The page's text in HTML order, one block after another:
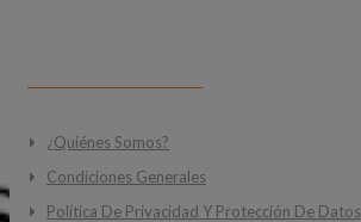
¿Quiénes Somos?
Condiciones Generales
Política De Privacidad Y Protección De Datos